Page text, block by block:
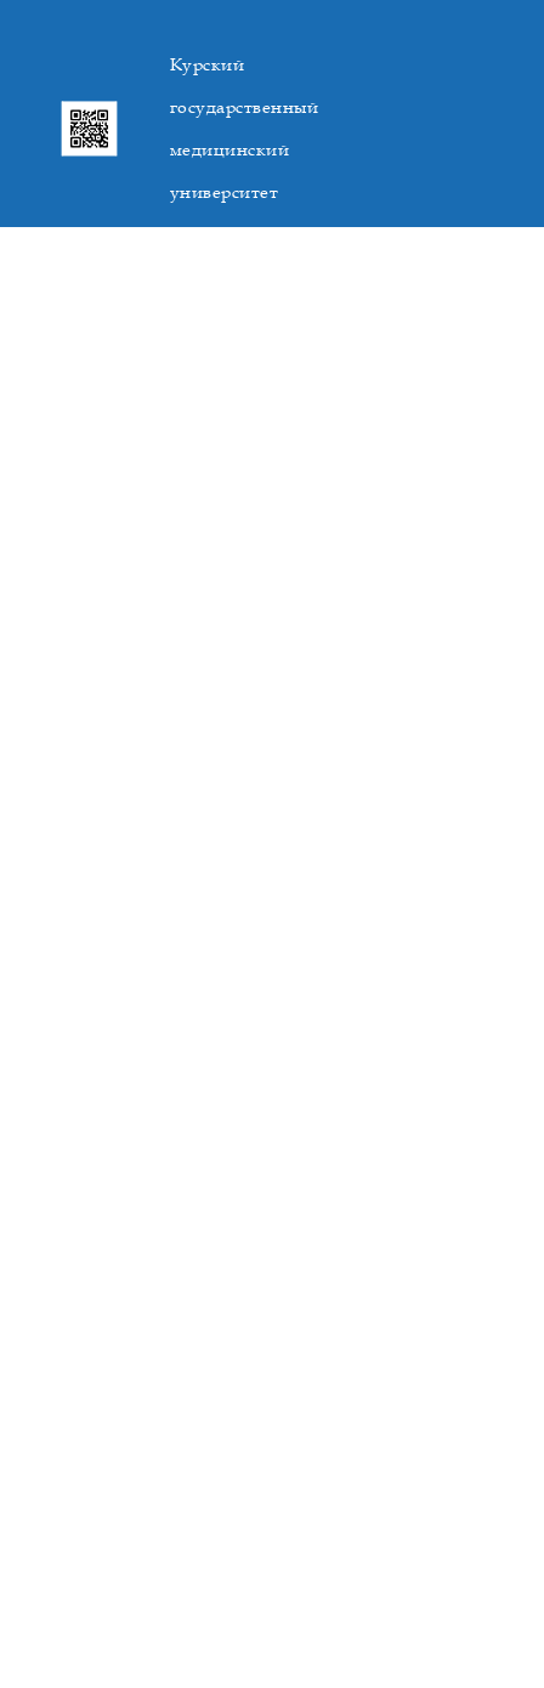
Курский
государственный
медицинский
университет